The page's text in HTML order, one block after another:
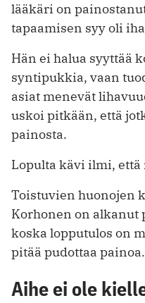
lääkäri on
tapaamisen syy oli
Hän ei halua syyttää
syntipukkia, vaan
asiat menevät
uskoi pitkään, että
painosta.
Lopulta kävi ilmi,
Toistuvien huonojen
Korhonen on alkanut
koska lopputulos on
pitää pudottaa painoa.
Aihe ei ole